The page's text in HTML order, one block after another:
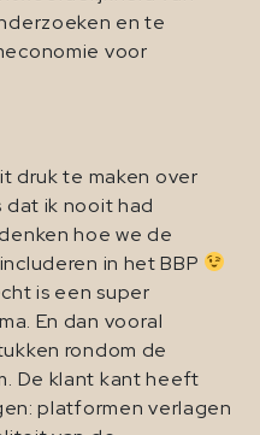
en te
voor
druk te maken over
dat ik nooit had
hoe we de
in het BBP
is een super
En dan vooral
rondom de
De klant kant heeft
platformen verlagen